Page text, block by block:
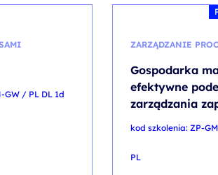
GW / PL DL 1d
ZARZĄDZANIE
Gospodarka
efektywne
zarządzania
kod szkolenia: ZP-
PL